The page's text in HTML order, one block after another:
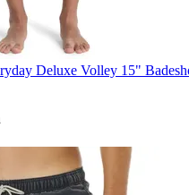
Deluxe Volley 15"